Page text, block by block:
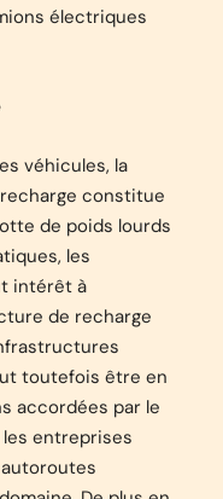
électriques
véhicules, la
constitue
de poids lourds
les
intérêt à
de recharge
toutefois être en
accordées par le
entreprises